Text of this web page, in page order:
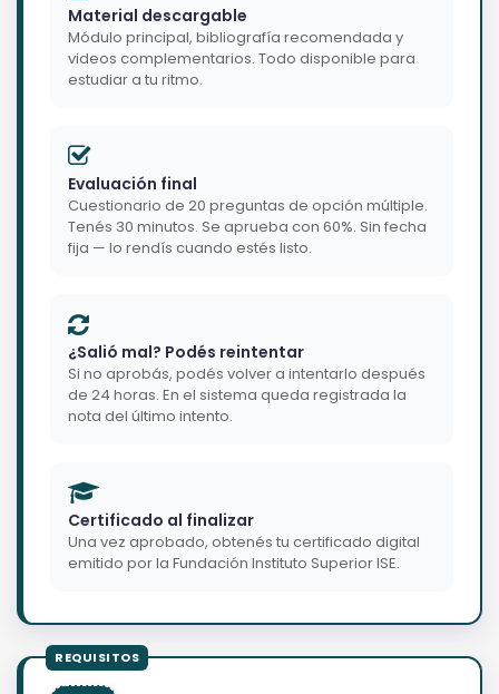
Material descargable
Módulo principal, bibliografía recomendada y
videos complementarios. Todo disponible para
estudiar a tu ritmo.
Evaluación final
Cuestionario de 20 preguntas de opción múltiple.
Tenés 30 minutos. Se aprueba con 60%. Sin fecha
fija — lo rendís cuando estés listo.
¿Salió mal? Podés reintentar
Si no aprobás, podés volver a intentarlo después
de 24 horas. En el sistema queda registrada la
nota del último intento.
Certificado al finalizar
Una vez aprobado, obtenés tu certificado digital
emitido por la Fundación Instituto Superior ISE.